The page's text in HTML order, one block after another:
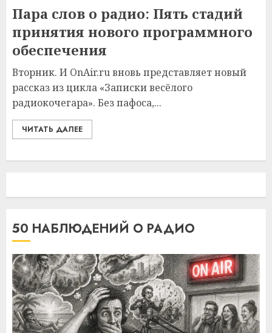
Пара слов о радио: Пять стадий
принятия нового программного
обеспечения
Вторник. И OnAir.ru вновь представляет новый
рассказ из цикла «Записки весёлого
радиокочегара». Без пафоса,...
ЧИТАТЬ ДАЛЕЕ
50 НАБЛЮДЕНИЙ О РАДИО